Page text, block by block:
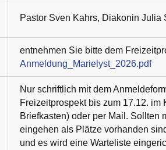
Pastor Sven Kahrs, Diakonin Julia
entnehmen Sie bitte dem
Anmeldung_Marielyst_2026.pdf
Nur schriftlich mit dem
Freizeitprospekt bis zum 17.12. im
Briefkasten) oder per Mail. Sollten
eingehen als Plätze vorhanden
und es wird eine Warteliste